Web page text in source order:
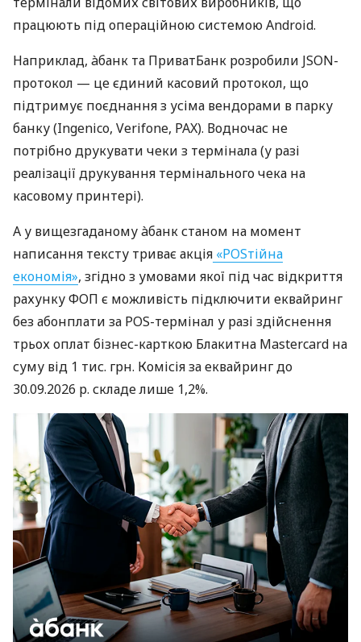
працюють під операційною системою Android.
Наприклад, àбанк та ПриватБанк розробили JSON-
протокол — це єдиний касовий протокол, що
підтримує поєднання з усіма вендорами в парку
банку (Ingenico, Verifone, PAX). Водночас не
потрібно друкувати чеки з термінала (у разі
реалізації друкування термінального чека на
касовому принтері).
А у вищезгаданому àбанк станом на момент
написання тексту триває акція «POSтійна
економія», згідно з умовами якої під час відкриття
рахунку ФОП є можливість підключити еквайринг
без абонплати за POS-термінал у разі здійснення
трьох оплат бізнес-карткою Блакитна Mastercard на
суму від 1 тис. грн. Комісія за еквайринг до
30.09.2026 р. складе лише 1,2%.